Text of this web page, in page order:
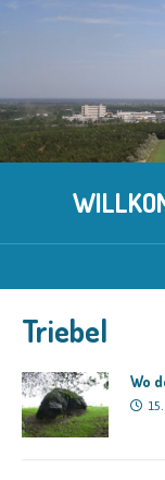
Triebel
Wo